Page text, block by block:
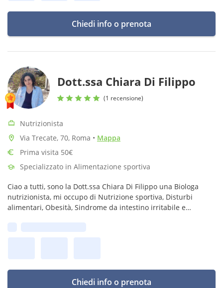
Chiedi info o prenota
Dott.ssa Chiara Di Filippo
(1 recensione)
Nutrizionista
Via Trecate, 70, Roma • Mappa
Prima visita 50€
Specializzato in Alimentazione sportiva
Ciao a tutti, sono la Dott.ssa Chiara Di Filippo una Biologa
nutrizionista, mi occupo di Nutrizione sportiva, Disturbi
alimentari, Obesità, Sindrome da intestino irritabile e
Chiedi info o prenota